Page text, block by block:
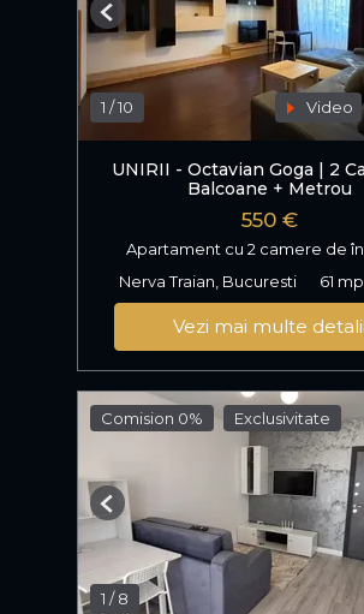
1 /10 Video
Previous
UNIRII - Octavian Goga | 2
Balcoane + Metrou
550 €
Apartament cu 2 camere de
Nerva Traian, Bucuresti
61 mp
Vezi mai multe detalii
Comision 0% Exclusivitate
1 /8
Previous